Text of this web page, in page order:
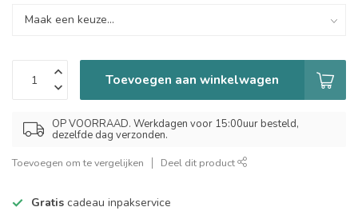
Toevoegen aan winkelwagen
OP VOORRAAD. Werkdagen voor 15:00uur besteld,
dezelfde dag verzonden.
Toevoegen om te vergelijken Deel dit product
Gratis cadeau inpakservice